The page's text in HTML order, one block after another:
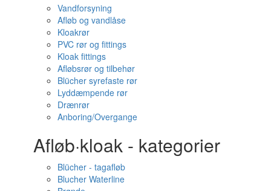
Vandforsyning
Afløb og vandlåse
Kloakrør
PVC rør og fittings
Kloak fittings
Afløbsrør og tilbehør
Blücher syrefaste rør
Lyddæmpende rør
Drænrør
Anboring/Overgange
Afløb·kloak - kategorier
Blücher - tagafløb
Blucher Waterline